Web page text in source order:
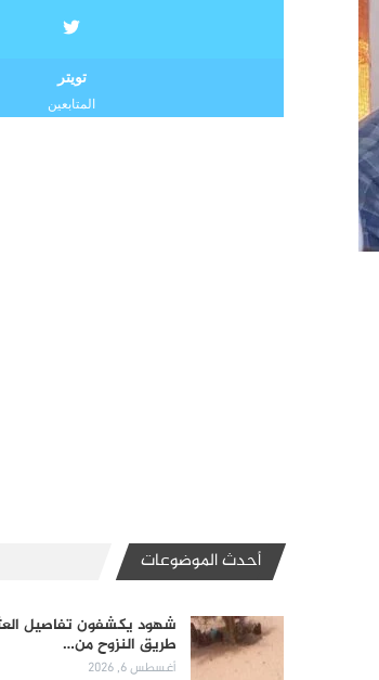
تويتر
المتابعين
أحدث الموضوعات
طريق النزوح من…
أغسطس 6, 2026